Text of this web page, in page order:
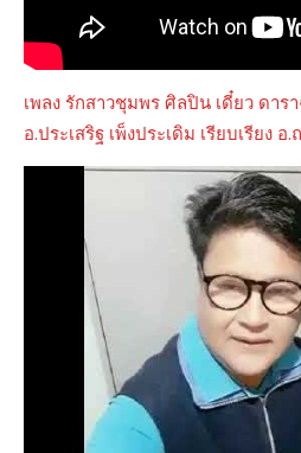
เพลง รักสาวชุมพร ศิลปิน เดี๋ยว ดาร
อ.ประเสริฐ เพ็งประเดิม เรียบเรียง